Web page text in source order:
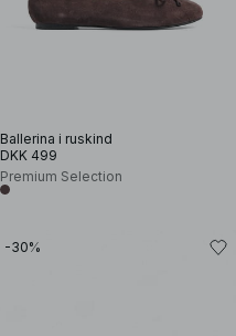
Ballerina i ruskind
DKK 499
Premium Selection
-30%